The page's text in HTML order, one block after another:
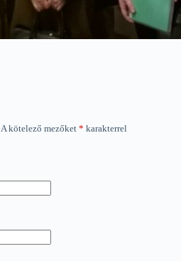
A kötelező mezőket * karakterrel